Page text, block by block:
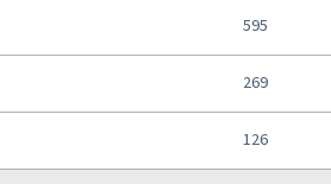
595
269
126